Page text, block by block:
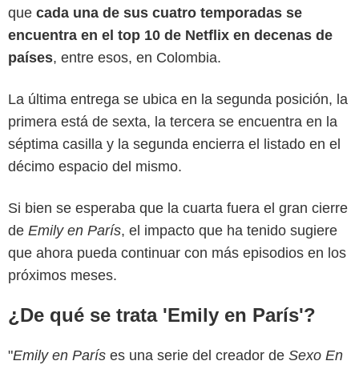
que cada una de sus cuatro temporadas se
encuentra en el top 10 de Netflix en decenas de
países, entre esos, en Colombia.
La última entrega se ubica en la segunda posición, la
primera está de sexta, la tercera se encuentra en la
séptima casilla y la segunda encierra el listado en el
décimo espacio del mismo.
Si bien se esperaba que la cuarta fuera el gran cierre
de Emily en París, el impacto que ha tenido sugiere
que ahora pueda continuar con más episodios en los
próximos meses.
¿De qué se trata 'Emily en París'?
"Emily en París es una serie del creador de Sexo En
Netflix